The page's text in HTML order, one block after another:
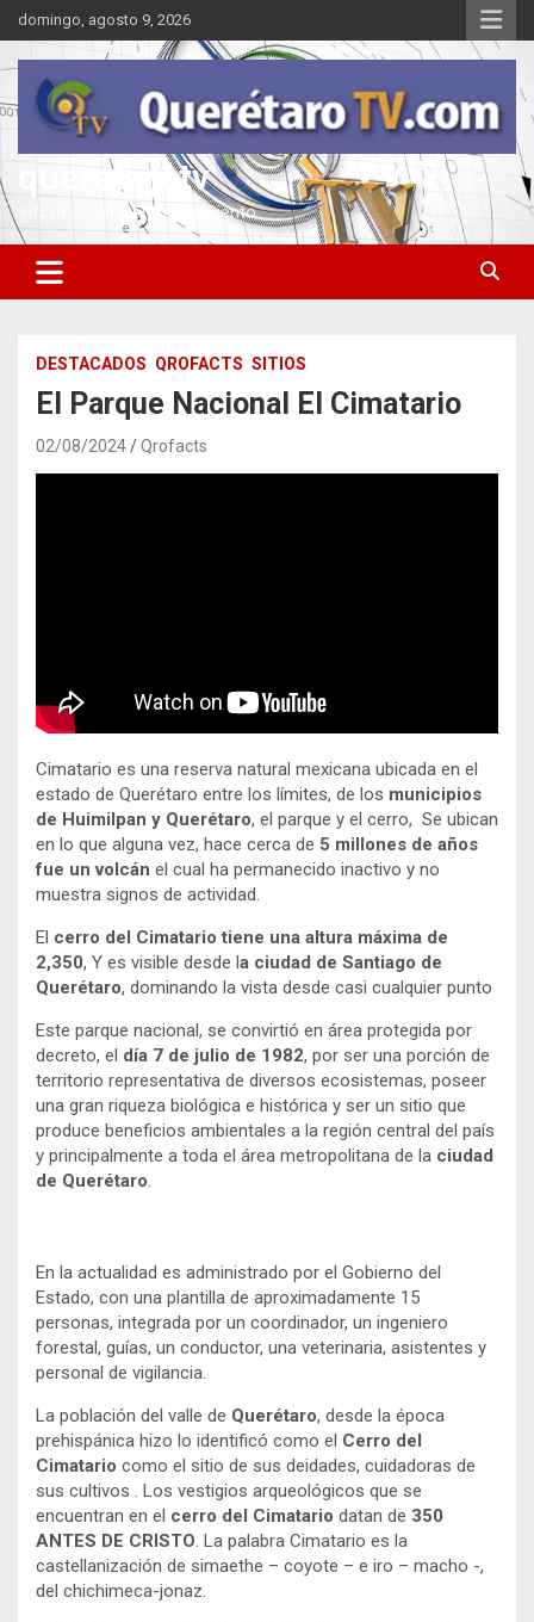
Saltar
al
contenido
domingo, agosto 9, 2026
queretarotv
Información y entretenimiento
DESTACADOS QROFACTS SITIOS
El Parque Nacional El Cimatario
02/08/2024 Qrofacts
Cimatario es una reserva natural mexicana ubicada en el
estado de Querétaro entre los límites, de los municipios
de Huimilpan y Querétaro, el parque y el cerro, Se ubican
en lo que alguna vez, hace cerca de 5 millones de años
fue un volcán el cual ha permanecido inactivo y no
muestra signos de actividad.
El cerro del Cimatario tiene una altura máxima de
2,350, Y es visible desde la ciudad de Santiago de
Querétaro, dominando la vista desde casi cualquier punto
Este parque nacional, se convirtió en área protegida por
decreto, el día 7 de julio de 1982, por ser una porción de
territorio representativa de diversos ecosistemas, poseer
una gran riqueza biológica e histórica y ser un sitio que
produce beneficios ambientales a la región central del país
y principalmente a toda el área metropolitana de la ciudad
de Querétaro.
En la actualidad es administrado por el Gobierno del
Estado, con una plantilla de aproximadamente 15
personas, integrada por un coordinador, un ingeniero
forestal, guías, un conductor, una veterinaria, asistentes y
personal de vigilancia.
La población del valle de Querétaro, desde la época
prehispánica hizo lo identificó como el Cerro del
Cimatario como el sitio de sus deidades, cuidadoras de
sus cultivos . Los vestigios arqueológicos que se
encuentran en el cerro del Cimatario datan de 350
ANTES DE CRISTO. La palabra Cimatario es la
castellanización de simaethe – coyote – e iro – macho -,
del chichimeca-jonaz.